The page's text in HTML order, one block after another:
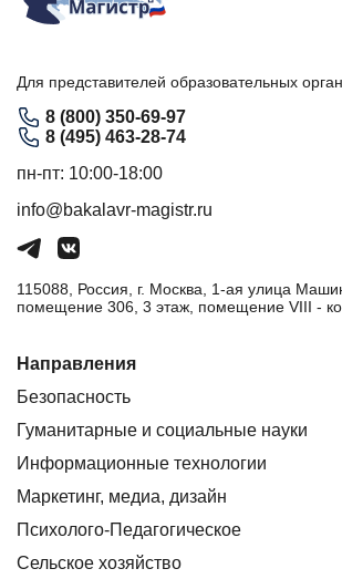
Для представителей образовательных
8 (800) 350-69-97
8 (495) 463-28-74
пн-пт: 10:00-18:00
info@bakalavr-magistr.ru
115088, Россия, г. Москва, 1-ая улица
помещение 306, 3 этаж, помещение VIII -
Направления
Безопасность
Гуманитарные и социальные науки
Информационные технологии
Маркетинг, медиа, дизайн
Психолого-Педагогическое
Сельское хозяйство